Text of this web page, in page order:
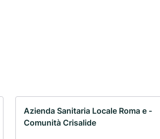
Azienda Sanitaria Locale Roma e -
Comunità Crisalide